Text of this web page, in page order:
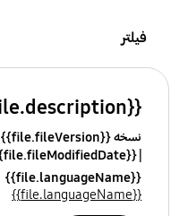
فیلتر
{{file.description}}
نسخه {{file.fileVersion}}
{{file.fileModifiedDate}}
{{file.languageName}}
{{file.languageName}}